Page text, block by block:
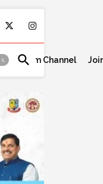
Telegram Channel